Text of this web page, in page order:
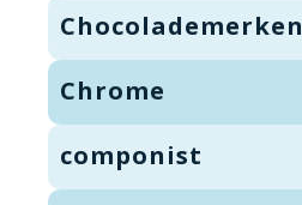
Chocolademerken
Chrome
componist